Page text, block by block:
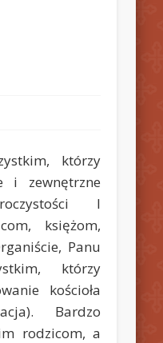
którzy
i zewnętrzne
I
księżom,
Panu
którzy
kościoła
Bardzo
rodzicom, a